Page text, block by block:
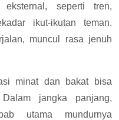
eksternal, seperti tren,
ikut-ikutan teman.
muncul rasa jenuh
minat dan bakat bisa
jangka panjang,
utama mundurnya